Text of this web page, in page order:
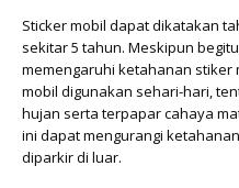
Sticker mobil dapat dikatakan
sekitar 5 tahun. Meskipun
memengaruhi ketahanan stiker
mobil digunakan sehari-hari,
hujan serta terpapar cahaya
ini dapat mengurangi
diparkir di luar.